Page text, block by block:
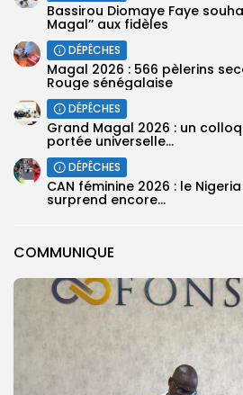
COMMUNIQUE
Bassirou Diomaye Faye
Magal’’ aux fidèles
DÉPÊCHES
Magal 2026 : 566 pèlerins
Rouge sénégalaise
DÉPÊCHES
Grand Magal 2026 : un
portée universelle...
DÉPÊCHES
‎CAN féminine 2026 : le
surprend encore...